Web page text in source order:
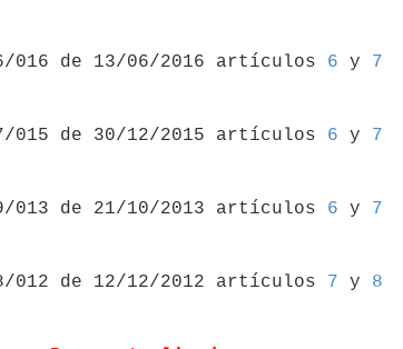
016 de 13/06/2016 artículos 6 y 7
015 de 30/12/2015 artículos 6 y 7
013 de 21/10/2013 artículos 6 y 7
012 de 12/12/2012 artículos 7 y 8